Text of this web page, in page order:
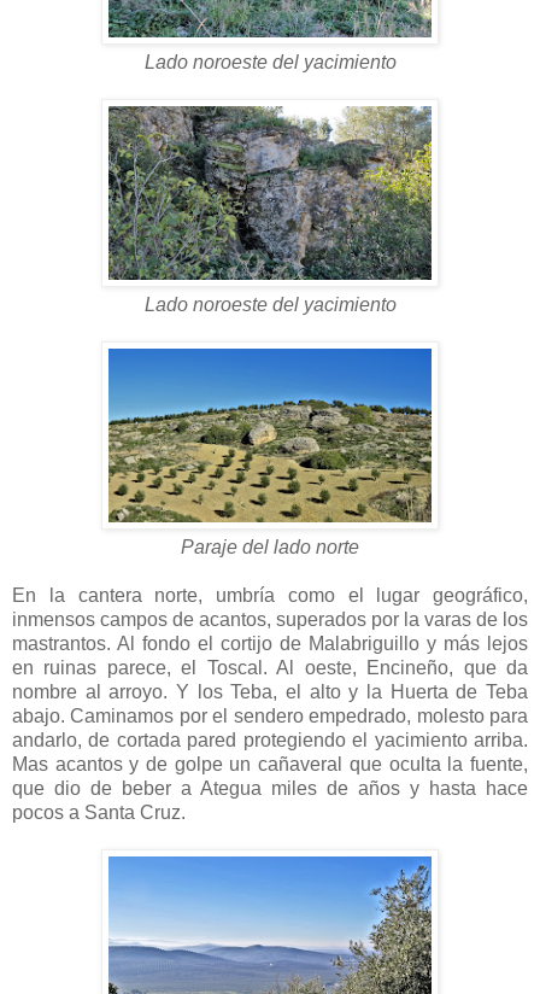
Lado noroeste del yacimiento
Lado noroeste del yacimiento
Paraje del lado norte
En la cantera norte, umbría como el lugar geográfico,
inmensos campos de acantos, superados por la varas de los
mastrantos. Al fondo el cortijo de Malabriguillo y más lejos
en ruinas parece, el Toscal. Al oeste, Encineño, que da
nombre al arroyo. Y los Teba, el alto y la Huerta de Teba
abajo. Caminamos por el sendero empedrado, molesto para
andarlo, de cortada pared protegiendo el yacimiento arriba.
Mas acantos y de golpe un cañaveral que oculta la fuente,
que dio de beber a Ategua miles de años y hasta hace
pocos a Santa Cruz.